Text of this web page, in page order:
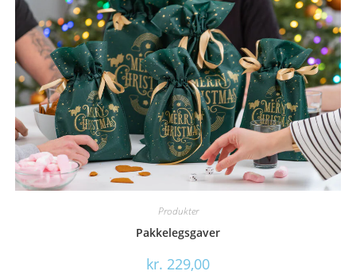
Produkter
Pakkelegsgaver
kr. 229,00